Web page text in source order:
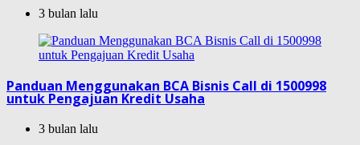
3 bulan lalu
Panduan Menggunakan BCA Bisnis Call di 1500998
untuk Pengajuan Kredit Usaha
3 bulan lalu